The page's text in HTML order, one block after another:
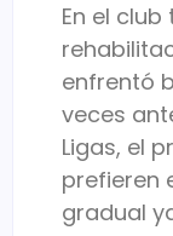
En el
enfrentó
veces
Ligas, el
prefieren
gradual